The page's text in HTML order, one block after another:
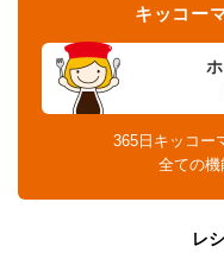
キッコー
365日キッコー
全ての機
レ